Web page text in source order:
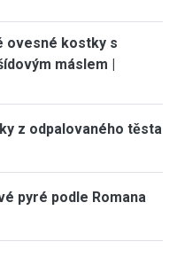
ovesné kostky s
máslem |
z odpalovaného těsta
pyré podle Romana